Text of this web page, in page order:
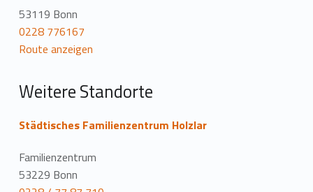
t
i
o
n
53119 Bonn
0228 776167
Route anzeigen
Weitere Standorte
Städtisches Familienzentrum Holzlar
Familienzentrum
53229 Bonn